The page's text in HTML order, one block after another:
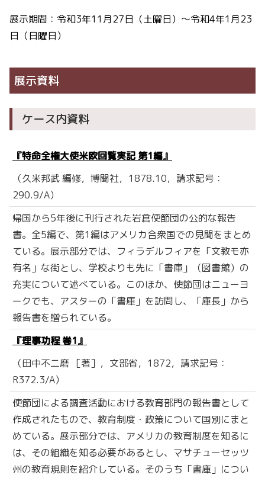
展示期間：令和3年11月27日（土曜日）～令和4年1月23
日（日曜日）
展示資料
ケース内資料
『特命全権大使米欧回覧実記 第1編』
（久米邦武 編修，博聞社，1878.10，請求記号：
290.9/A）
帰国から5年後に刊行された岩倉使節団の公的な報告
書。全5編で、第1編はアメリカ合衆国での見聞をまとめ
ている。展示部分では、フィラデルフィアを「文教モ亦
有名」な街とし、学校よりも先に「書庫」（図書館）の
充実について述べている。このほか、使節団はニューヨ
ークでも、アスターの「書庫」を訪問し、「庫長」から
報告書を贈られている。
『理事功程 巻1』
（田中不二磨 ［著］，文部省，1872，請求記号：
R372.3/A）
使節団による調査活動における教育部門の報告書として
作成されたもので、教育制度・政策について国別にまと
めている。展示部分では、アメリカの教育制度を知るに
は、その組織を知る必要があるとし、マサチューセッツ
州の教育規則を紹介している。そのうち「書庫」につい